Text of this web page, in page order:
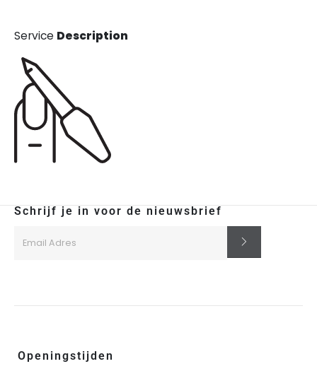
Service Description
Schrijf je in voor de nieuwsbrief
Openingstijden